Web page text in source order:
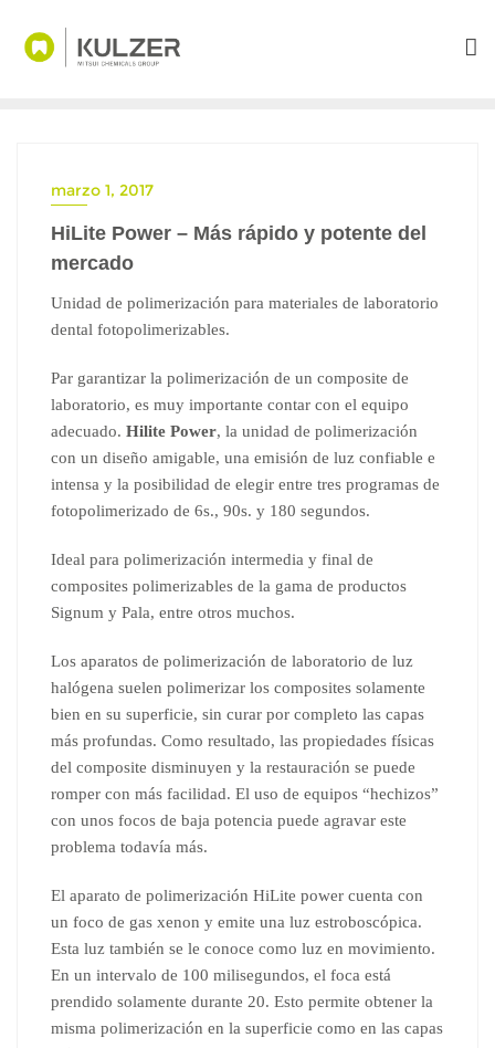
marzo 1, 2017
HiLite Power – Más rápido y potente del
mercado
Unidad de polimerización para materiales de laboratorio
dental fotopolimerizables.
Par garantizar la polimerización de un composite de
laboratorio, es muy importante contar con el equipo
adecuado. Hilite Power, la unidad de polimerización
con un diseño amigable, una emisión de luz confiable e
intensa y la posibilidad de elegir entre tres programas de
fotopolimerizado de 6s., 90s. y 180 segundos.
Ideal para polimerización intermedia y final de
composites polimerizables de la gama de productos
Signum y Pala, entre otros muchos.
Los aparatos de polimerización de laboratorio de luz
halógena suelen polimerizar los composites solamente
bien en su superficie, sin curar por completo las capas
más profundas. Como resultado, las propiedades físicas
del composite disminuyen y la restauración se puede
romper con más facilidad. El uso de equipos “hechizos”
con unos focos de baja potencia puede agravar este
problema todavía más.
El aparato de polimerización HiLite power cuenta con
un foco de gas xenon y emite una luz estroboscópica.
Esta luz también se le conoce como luz en movimiento.
En un intervalo de 100 milisegundos, el foca está
prendido solamente durante 20. Esto permite obtener la
misma polimerización en la superficie como en las capas